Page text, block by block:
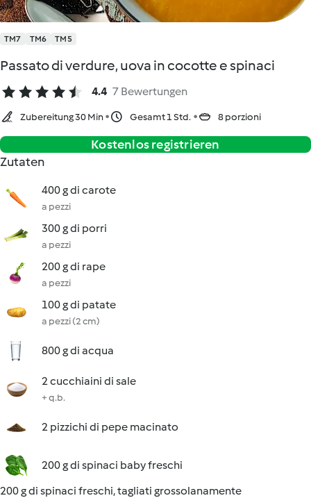
TM7 TM6 TM5
Passato di verdure, uova in cocotte e spinaci
4.4 7 Bewertungen
Zubereitung 30 Min Gesamt 1 Std. 8 porzioni
Kostenlos registrieren
Zutaten
400 g di carote
a pezzi
300 g di porri
a pezzi
200 g di rape
a pezzi
100 g di patate
a pezzi (2 cm)
800 g di acqua
2 cucchiaini di sale
+ q.b.
2 pizzichi di pepe macinato
200 g di spinaci baby freschi
200 g di spinaci freschi, tagliati grossolanamente